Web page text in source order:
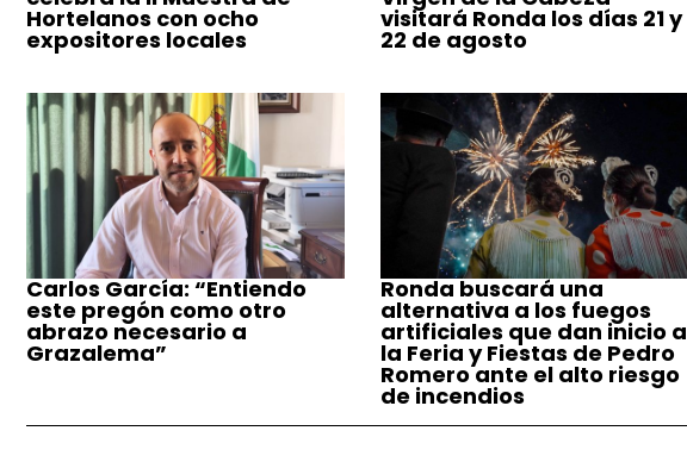
Hortelanos con ocho
expositores locales
visitará Ronda los días 21 y
22 de agosto
Carlos García: “Entiendo
este pregón como otro
abrazo necesario a
Grazalema”
Ronda buscará una
alternativa a los fuegos
artificiales que dan inicio a
la Feria y Fiestas de Pedro
Romero ante el alto riesgo
de incendios